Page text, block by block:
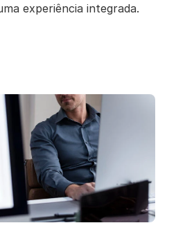
experiência integrada.